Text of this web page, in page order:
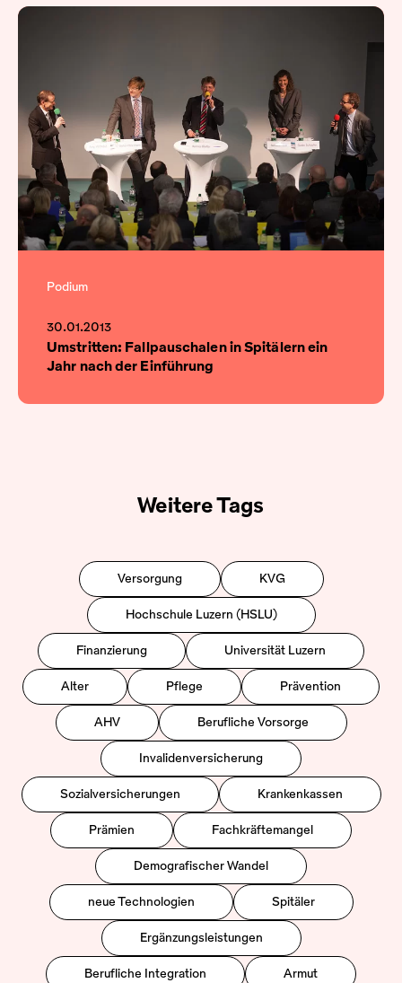
Podium
30.01.2013
Umstritten: Fallpauschalen in Spitälern ein
Jahr nach der Einführung
Weitere Tags
Versorgung KVG
Hochschule Luzern (HSLU)
Finanzierung Universität Luzern
Alter Pflege Prävention
AHV Berufliche Vorsorge
Invalidenversicherung
Sozialversicherungen Krankenkassen
Prämien Fachkräftemangel
Demografischer Wandel
neue Technologien Spitäler
Ergänzungsleistungen
Berufliche Integration Armut